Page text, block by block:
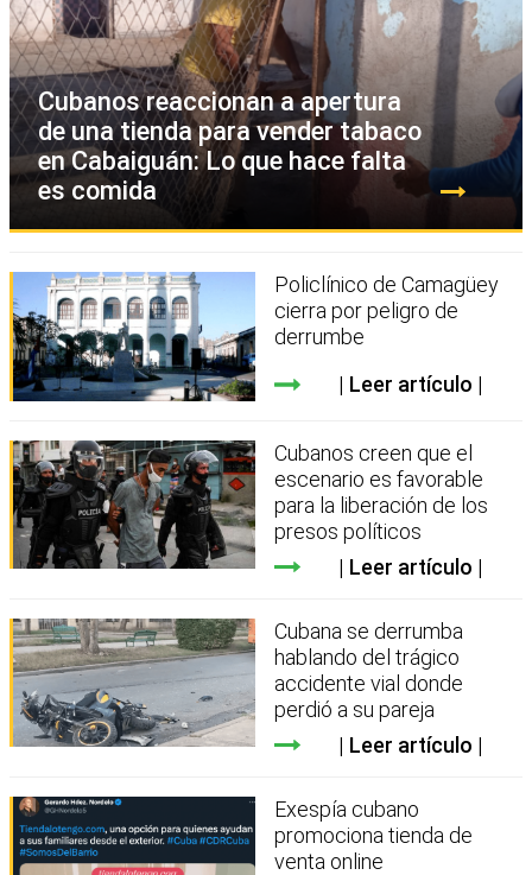
Cubanos reaccionan a apertura
de una tienda para vender tabaco
en Cabaiguán: Lo que hace falta
es comida
Policlínico de Camagüey
cierra por peligro de
derrumbe
Leer artículo
Cubanos creen que el
escenario es favorable
para la liberación de los
presos políticos
Leer artículo
Cubana se derrumba
hablando del trágico
accidente vial donde
perdió a su pareja
Leer artículo
Exespía cubano
promociona tienda de
venta online